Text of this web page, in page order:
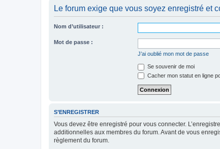
Le forum exige que vous soyez enregistré et
Nom d’utilisateur :
Mot de passe :
J’ai oublié mon mot de passe
Se souvenir de moi
Cacher mon statut en ligne
S’ENREGISTRER
Vous devez être enregistré pour vous connecter.
additionnelles aux membres du forum. Avant de vous
règlement du forum.